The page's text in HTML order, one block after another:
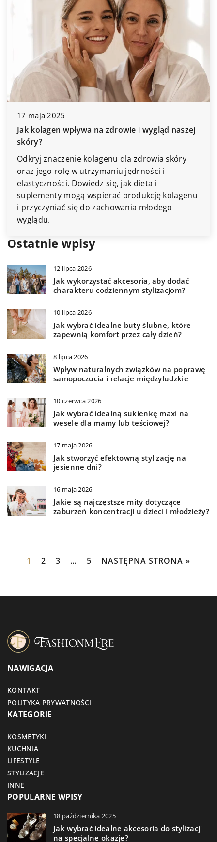
17 maja 2025
Jak kolagen wpływa na zdrowie i wygląd naszej
skóry?
Odkryj znaczenie kolagenu dla zdrowia skóry
oraz jego rolę w utrzymaniu jędrności i
elastyczności. Dowiedz się, jak dieta i
suplementy mogą wspierać produkcję kolagenu
i przyczyniać się do zachowania młodego
wyglądu.
Ostatnie wpisy
12 lipca 2026
Jak wykorzystać akcesoria, aby dodać
charakteru codziennym stylizacjom?
10 lipca 2026
Jak wybrać idealne buty ślubne, które
zapewnią komfort przez cały dzień?
8 lipca 2026
Wpływ naturalnych związków na poprawę
samopoczucia i relacje międzyludzkie
10 czerwca 2026
Jak wybrać idealną sukienkę maxi na
wesele dla mamy lub teściowej?
17 maja 2026
Jak stworzyć efektowną stylizację na
jesienne dni?
16 maja 2026
Jakie są najczęstsze mity dotyczące
zaburzeń koncentracji u dzieci i młodzieży?
1 2 3 … 5 NASTĘPNA STRONA »
NAWIGACJA
KONTAKT
POLITYKA PRYWATNOŚCI
KATEGORIE
KOSMETYKI
KUCHNIA
LIFESTYLE
STYLIZACJE
INNE
POPULARNE WPISY
18 października 2025
Jak wybrać idealne akcesoria do stylizacji
na specjalne okazje?